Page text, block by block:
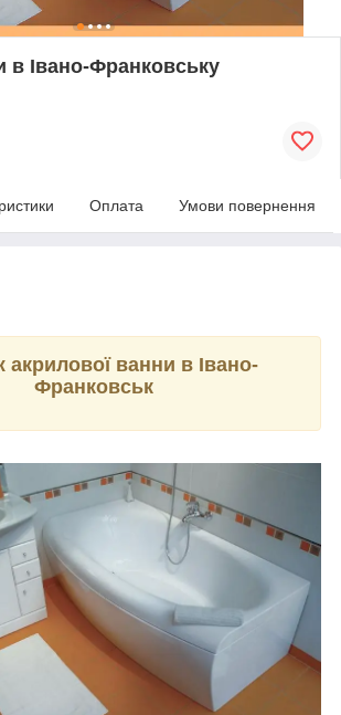
в Івано-Франковську
Оплата Умови повернення
ванни в Івано-
Франковськ